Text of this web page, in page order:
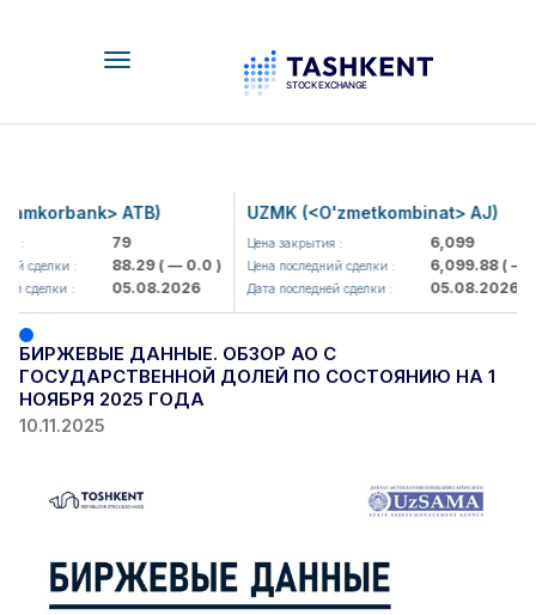
Toggle
ATB)
79
сделки : 88.29( — 0.0 )
сделки : 05.08.2026
UZMK (<O'zmetkombinat> AJ)
Цена закрытия : 6,099
Цена последний сделки : 6,099.88( —
Дата последней сделки : 05.08.2026
БИРЖЕВЫЕ ДАННЫЕ. ОБЗОР АО С
ГОСУДАРСТВЕННОЙ ДОЛЕЙ ПО СОСТОЯНИЮ НА 1
НОЯБРЯ 2025 ГОДА
10.11.2025